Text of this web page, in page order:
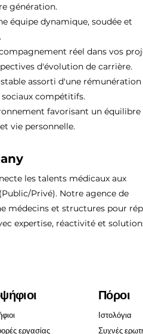
génération.
équipe dynamique, soudée et
réel dans vos
d'évolution de carrière.
assorti d'une rémunération
compétitifs.
favorisant un équilibre
vie personnelle.
les talents médicaux aux
Privé). Notre agence de
médecins et structures pour
expertise, réactivité et
εργασίας
Πόροι
Ιστολόγια
Συχνές